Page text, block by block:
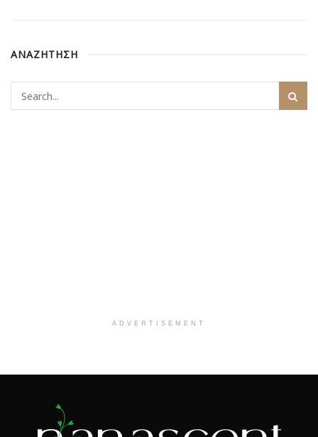
ΑΝΑΖΗΤΗΣΗ
ADVERTISEMENT